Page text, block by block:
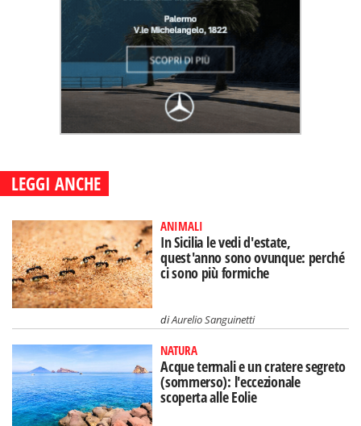
LEGGI ANCHE
ANIMALI
In Sicilia le vedi d'estate,
quest'anno sono ovunque: perché
ci sono più formiche
diAurelio Sanguinetti
NATURA
Acque termali e un cratere segreto
(sommerso): l'eccezionale
scoperta alle Eolie